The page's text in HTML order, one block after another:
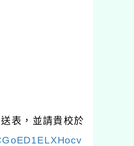
表，並請貴校於